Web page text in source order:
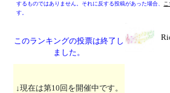
するものではありません。それに反する投稿があった場合、
す。
このランキングの投票は終了し
ました。
↓現在は第10回を開催中です。